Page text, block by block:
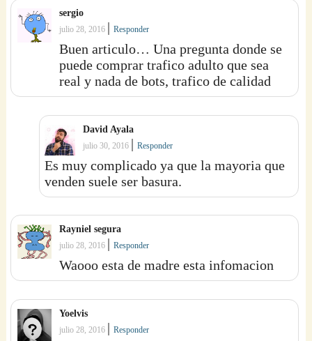
sergio
julio 28, 2016 |Responder
Buen articulo… Una pregunta donde se
puede comprar trafico adulto que sea
real y nada de bots, trafico de calidad
David Ayala
julio 30, 2016 |Responder
Es muy complicado ya que la mayoria que
venden suele ser basura.
Rayniel segura
julio 28, 2016 |Responder
Waooo esta de madre esta infomacion
Yoelvis
julio 28, 2016 |Responder